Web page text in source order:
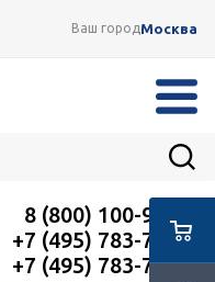
Ваш городМосква
8 (800) 100-91-12
+7 (495) 783-72-87
+7 (495) 783-72-87